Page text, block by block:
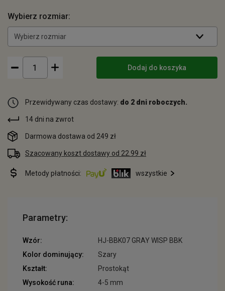
Wybierz rozmiar:
Wybierz rozmiar
Dodaj do koszyka
Przewidywany czas dostawy: do 2 dni roboczych.
14 dni na zwrot
Darmowa dostawa od 249 zł
Szacowany koszt dostawy od 22.99 zł
Metody płatności: wszystkie
Parametry:
Wzór:
HJ-BBK07 GRAY WISP BBK
Kolor dominujący:
Szary
Kształt:
Prostokąt
Wysokość runa:
4-5 mm